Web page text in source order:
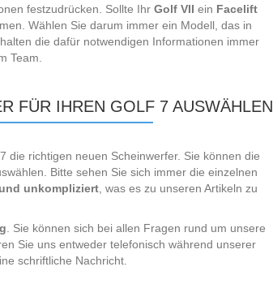
festzudrücken. Sollte IhrGolf VII ein Facelift
Wählen Sie darum immer ein Modell, das in
die dafür notwendigen Informationen immer
Team.
FÜR IHREN GOLF 7 AUSWÄHLEN
die richtigen neuen Scheinwerfer. Sie können die
Bitte sehen Sie sich immer die einzelnen
unkompliziert, was es zu unseren Artikeln zu
. Sie können sich bei allen Fragen rund um unsere
Sie uns entweder telefonisch während unserer
schriftliche Nachricht.